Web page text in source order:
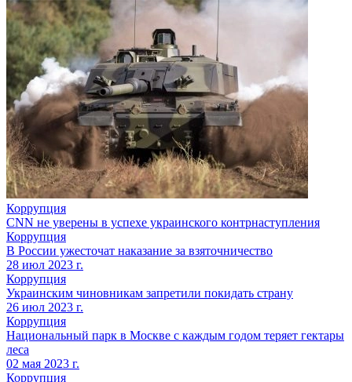
Коррупция
CNN не уверены в успехе украинского контрнаступления
Коррупция
В России ужесточат наказание за взяточничество
28 июл 2023 г.
Коррупция
Украинским чиновникам запретили покидать страну
26 июл 2023 г.
Коррупция
Национальный парк в Москве с каждым годом теряет гектары
леса
02 мая 2023 г.
Коррупция